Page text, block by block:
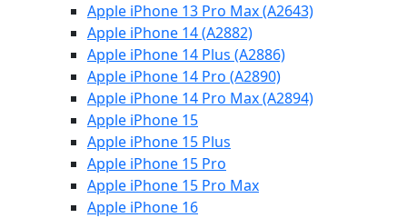
Apple iPhone 13 Pro Max (A2643)
Apple iPhone 14 (A2882)
Apple iPhone 14 Plus (A2886)
Apple iPhone 14 Pro (A2890)
Apple iPhone 14 Pro Max (A2894)
Apple iPhone 15
Apple iPhone 15 Plus
Apple iPhone 15 Pro
Apple iPhone 15 Pro Max
Apple iPhone 16